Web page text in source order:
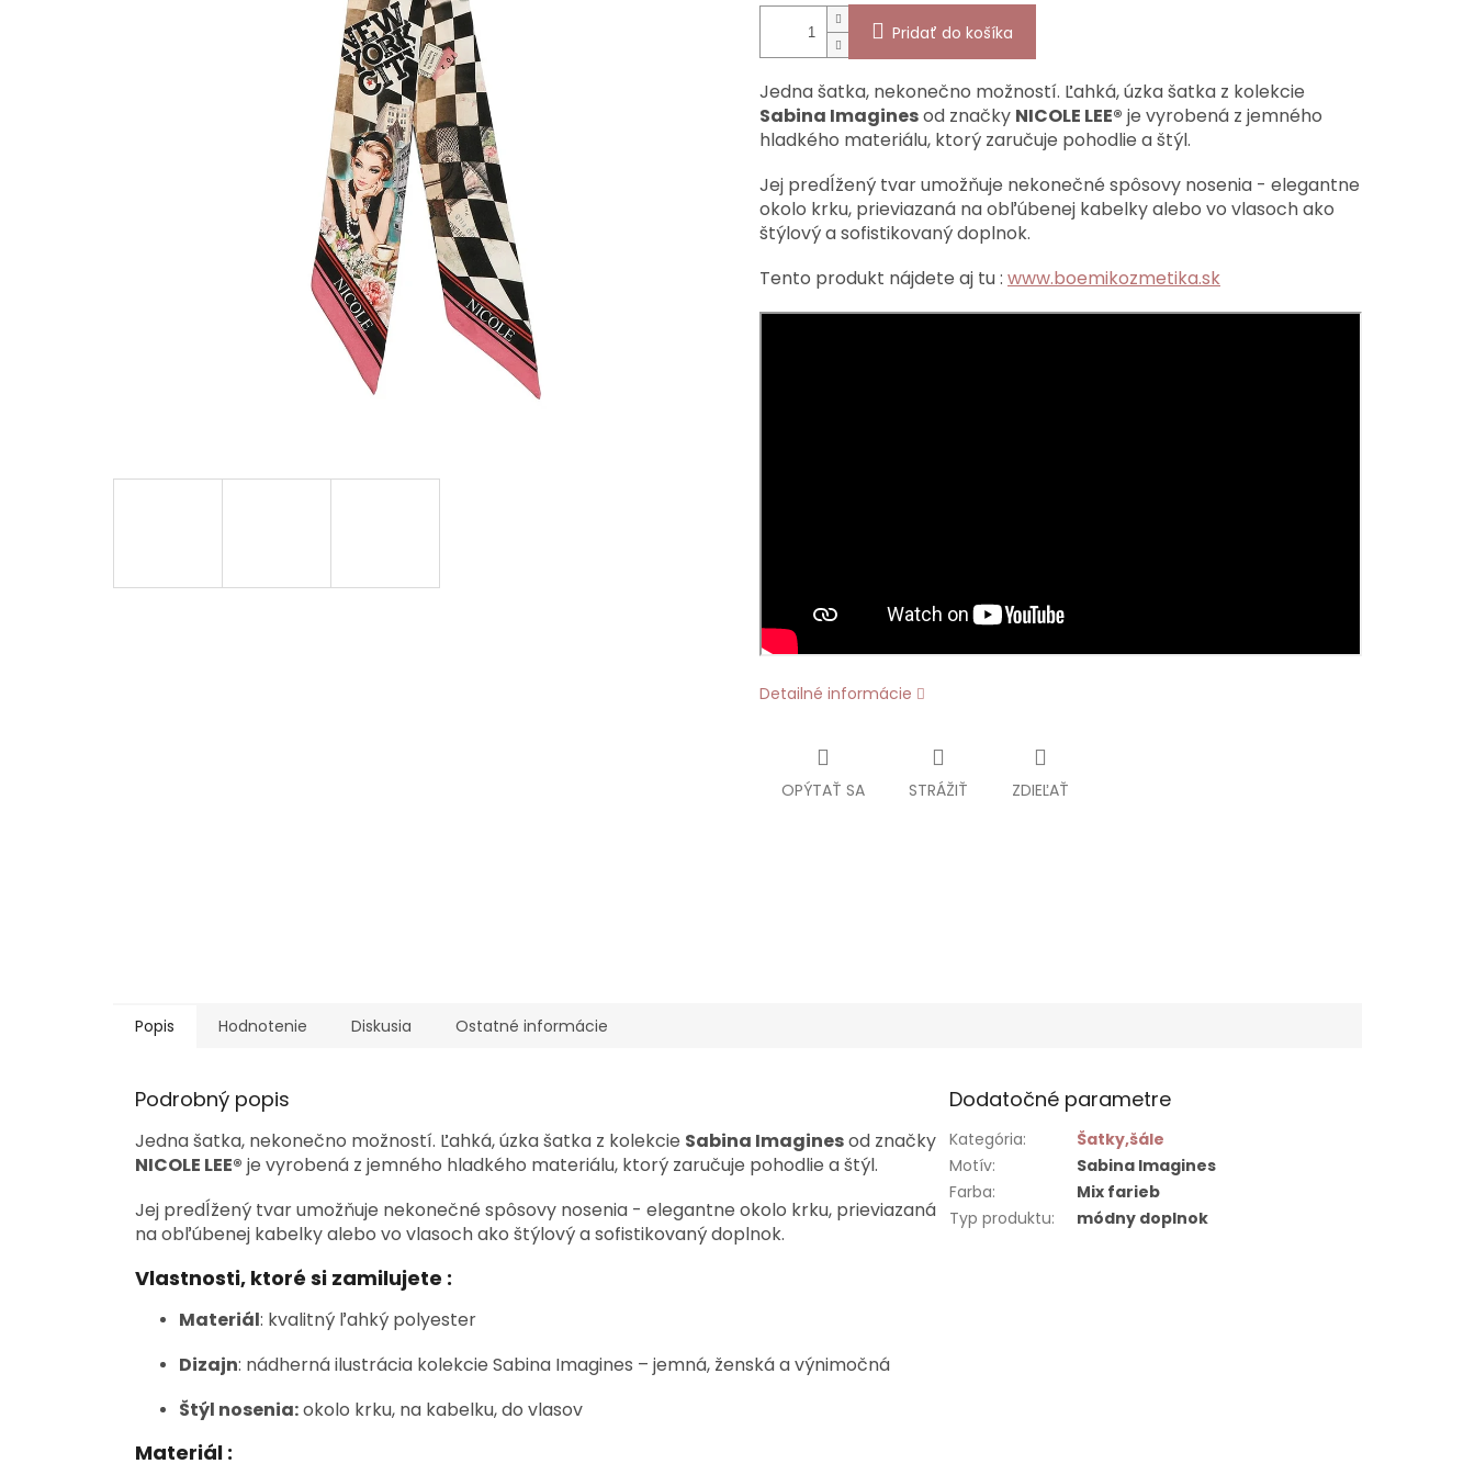
Pridať do košíka
Jedna šatka, nekonečno možností. Ľahká, úzka šatka z kolekcie
Sabina Imaginesod značky NICOLE LEE® je vyrobená z jemného
hladkého materiálu, ktorý zaručuje pohodlie a štýl.
Jej predĺžený tvar umožňuje nekonečné spôsovy nosenia - elegantne
okolo krku, prieviazaná na obľúbenej kabelky alebo vo vlasoch ako
štýlový a sofistikovaný doplnok.
Tento produkt nájdete aj tu : www.boemikozmetika.sk
Detailné informácie
OPÝTAŤ SA STRÁŽIŤ ZDIEĽAŤ
Popis Hodnotenie Diskusia Ostatné informácie
Podrobný popis
Jedna šatka, nekonečno možností. Ľahká, úzka šatka z kolekcie Sabina Imaginesod značky
NICOLE LEE® je vyrobená z jemného hladkého materiálu, ktorý zaručuje pohodlie a štýl.
Jej predĺžený tvar umožňuje nekonečné spôsovy nosenia - elegantne okolo krku, prieviazaná
na obľúbenej kabelky alebo vo vlasoch ako štýlový a sofistikovaný doplnok.
Vlastnosti, ktoré si zamilujete :
Materiál: kvalitný ľahký polyester
Dizajn: nádherná ilustrácia kolekcie Sabina Imagines – jemná, ženská a výnimočná
Štýl nosenia:okolo krku, na kabelku, do vlasov
Materiál :
Dodatočné parametre
Kategória:
Šatky,šále
Motív:
Sabina Imagines
Farba:
Mix farieb
Typ produktu: módny doplnok